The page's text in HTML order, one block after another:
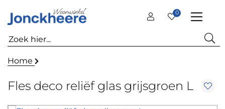
0
Home
Fles deco reliëf glas grijsgroen L